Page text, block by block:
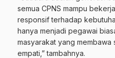
semua CPNS mampu
responsif terhadap
hanya menjadi pegawai
masyarakat yang membawa
empati,” tambahnya.